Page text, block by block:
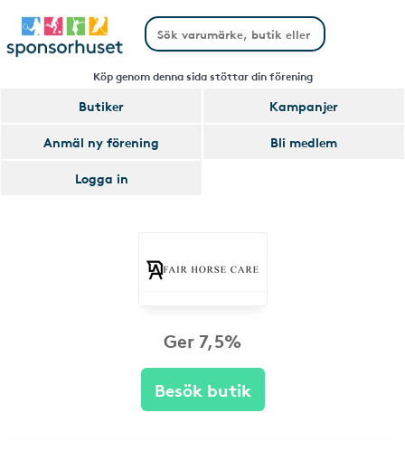
Köp genom denna sida stöttar din förening
Butiker
Kampanjer
Anmäl ny förening
Bli medlem
Logga in
Ger 7,5%
Besök butik